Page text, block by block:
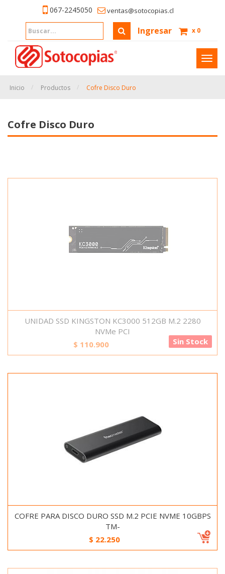
067-2245050 ventas@sotocopias.cl
Ingresar x 0
Inicio Productos Cofre Disco Duro
Cofre Disco Duro
UNIDAD SSD KINGSTON KC3000 512GB M.2 2280
NVMe PCI
$ 110.900 Sin Stock
COFRE PARA DISCO DURO SSD M.2 PCIE NVME 10GBPS
TM-
$ 22.250